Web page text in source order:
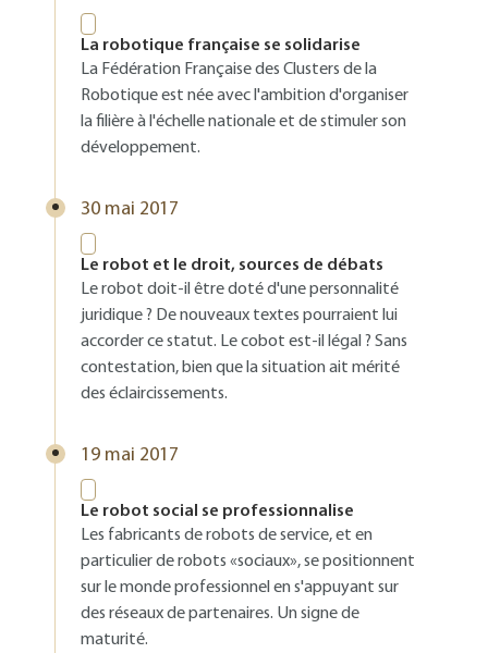
La robotique française se solidarise
La Fédération Française des Clusters de la
Robotique est née avec l'ambition d'organiser
la filière à l'échelle nationale et de stimuler son
développement.
30 mai 2017
Le robot et le droit, sources de débats
Le robot doit-il être doté d'une personnalité
juridique ? De nouveaux textes pourraient lui
accorder ce statut. Le cobot est-il légal ? Sans
contestation, bien que la situation ait mérité
des éclaircissements.
19 mai 2017
Le robot social se professionnalise
Les fabricants de robots de service, et en
particulier de robots «sociaux», se positionnent
sur le monde professionnel en s'appuyant sur
des réseaux de partenaires. Un signe de
maturité.